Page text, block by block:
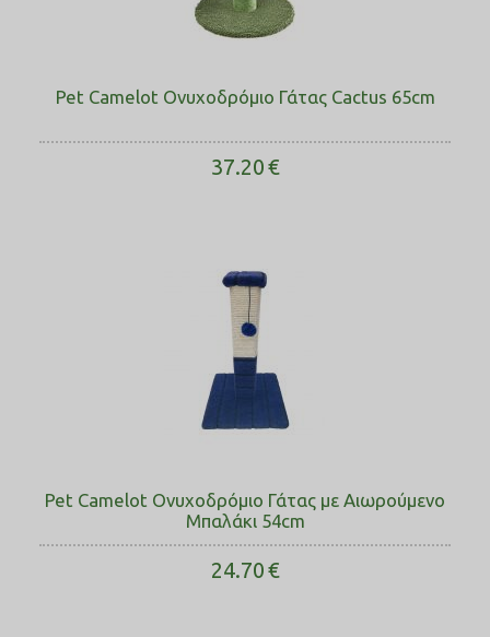
Pet Camelot Ονυχοδρόμιο Γάτας Cactus 65cm
37.20€
Pet Camelot Ονυχοδρόμιο Γάτας με Αιωρούμενο
Μπαλάκι 54cm
24.70€